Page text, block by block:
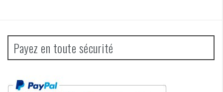
Payez en toute sécurité